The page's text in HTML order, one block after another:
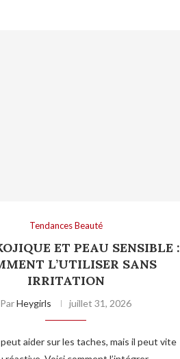
Tendances Beauté
ET PEAU SENSIBLE :
L’UTILISER SANS
IRRITATION
ParHeygirls juillet 31, 2026
peut aider sur les taches, mais il peut vite